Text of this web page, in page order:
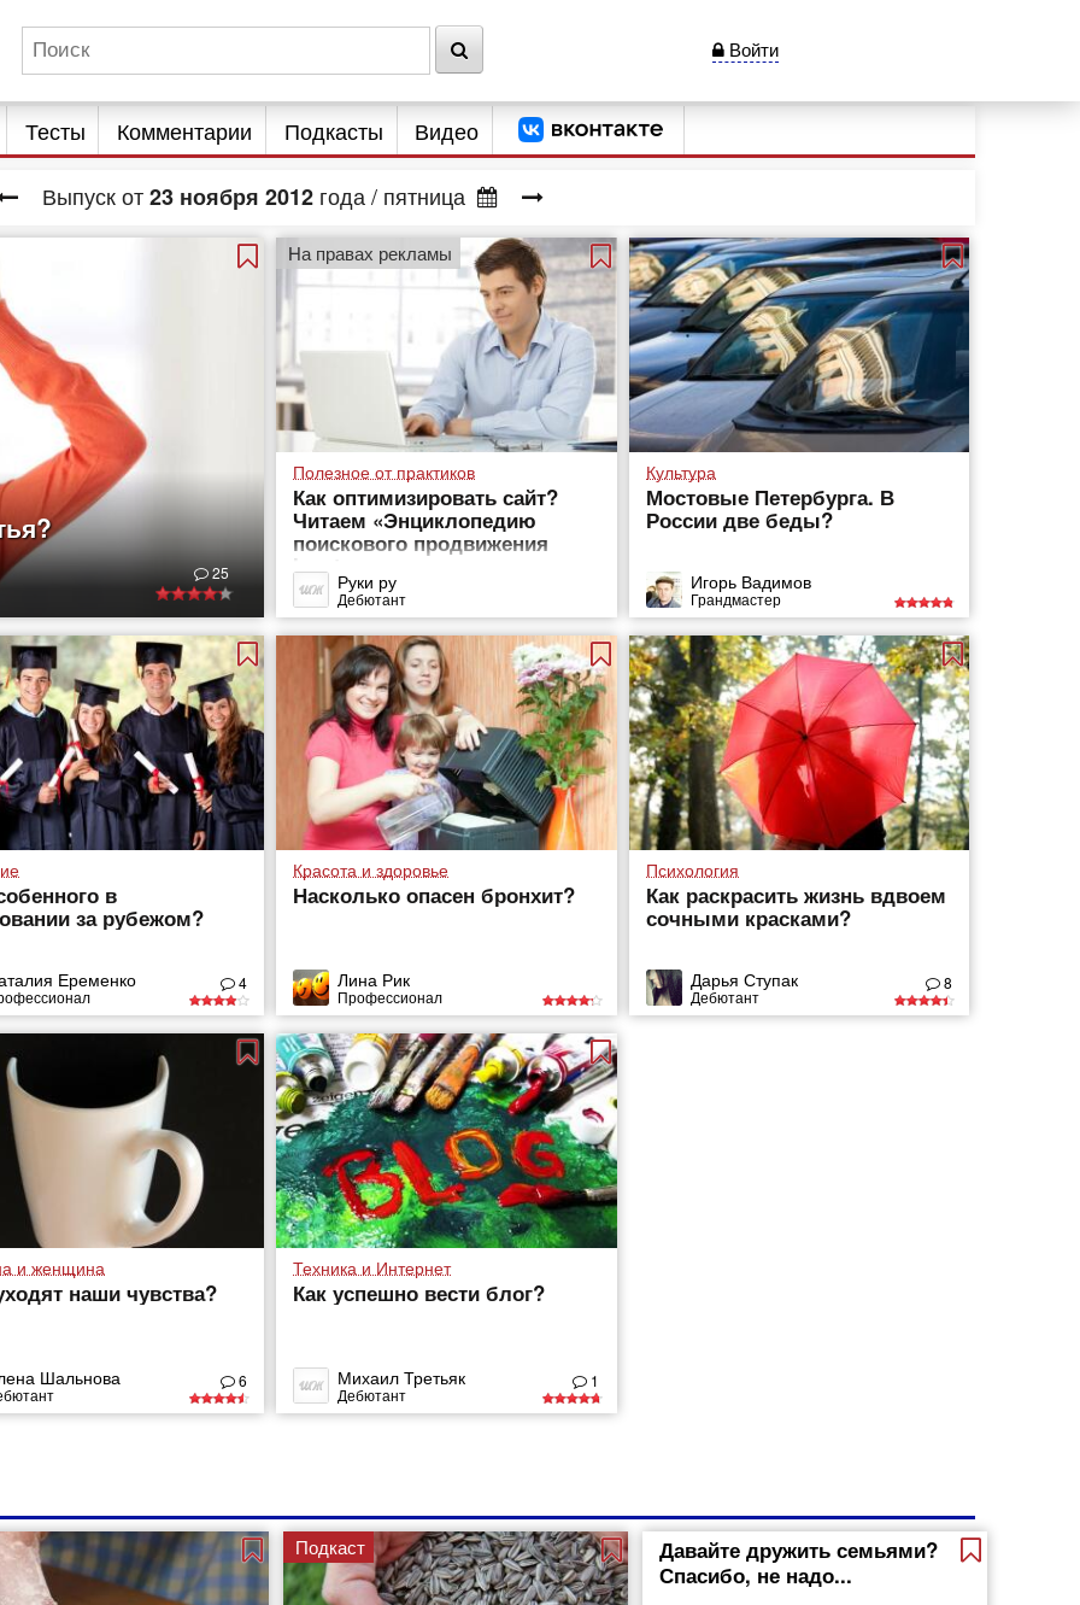
Войти
Тесты Комментарии Подкасты Видео
Выпуск от23 ноября 2012 года/ пятница
25
На правах рекламы
Полезное от практиков
Как оптимизировать сайт?
Читаем «Энциклопедию
поискового продвижения
Ingate»
Руки ру
Дебютант
Культура
Мостовые Петербурга. В
России две беды?
Игорь Вадимов
Грандмастер
в
за рубежом?
Еременко 4
Красота и здоровье
Насколько опасен бронхит?
Лина Рик
Профессионал
Психология
Как раскрасить жизнь вдвоем
сочными красками?
Дарья Ступак
Дебютант
8
и женщина
наши чувства?
Шальнова 6
Техника и Интернет
Как успешно вести блог?
Михаил Третьяк
Дебютант
1
Подкаст
Давайте дружить семьями?
Спасибо, не надо...